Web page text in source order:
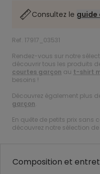
Consultez le guide
Ref. 17917_03531
Rendez-vous sur notre
découvrir tous les produits
courtes garçon au t-shirt
besoins !
Découvrez également plus
garçon.
En quête de petits prix sans
découvrez notre sélection de
Composition et